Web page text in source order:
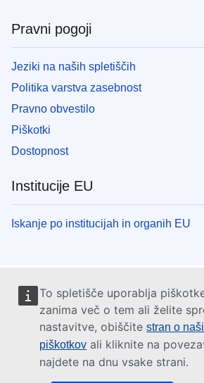
To spletišče uporablja
zanima več o tem ali želite
nastavitve, obiščite stran o
piškotkov ali kliknite na
najdete na dnu vsake strani.
Pravni pogoji
Jeziki na naših spletiščih
Politika varstva zasebnost
Pravno obvestilo
Piškotki
Dostopnost
Institucije EU
Iskanje po institucijah in organih EU